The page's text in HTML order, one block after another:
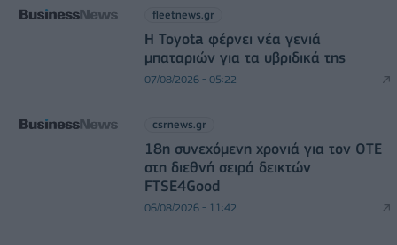
fleetnews.gr
Η Toyota φέρνει νέα γενιά
μπαταριών για τα υβριδικά της
07/08/2026 - 05:22
csrnews.gr
18η συνεχόμενη χρονιά για τον ΟΤΕ
στη διεθνή σειρά δεικτών
FTSE4Good
06/08/2026 - 11:42